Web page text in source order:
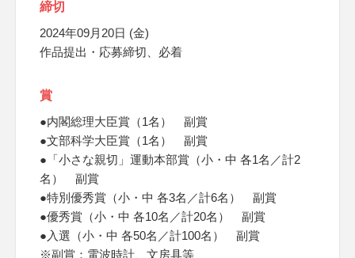
締切
2024年09月20日 (金)
作品提出・応募締切、必着
賞
●内閣総理大臣賞（1名） 副賞
●文部科学大臣賞（1名） 副賞
●「小さな親切」運動本部賞（小・中 各1名／計2
名） 副賞
●特別優秀賞（小・中 各3名／計6名） 副賞
●優秀賞（小・中 各10名／計20名） 副賞
●入選（小・中 各50名／計100名） 副賞
※副賞：電波時計、文房具等